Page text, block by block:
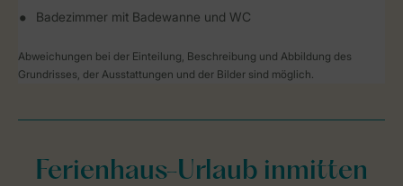
Badezimmer mit Badewanne und WC
Abweichungen bei der Einteilung, Beschreibung und Abbildung des
Grundrisses, der Ausstattungen und der Bilder sind möglich.
Ferienhaus-Urlaub inmitten